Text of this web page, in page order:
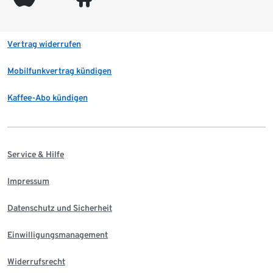
Vertrag widerrufen
Mobilfunkvertrag kündigen
Kaffee-Abo kündigen
Service & Hilfe
Impressum
Datenschutz und Sicherheit
Einwilligungsmanagement
Widerrufsrecht